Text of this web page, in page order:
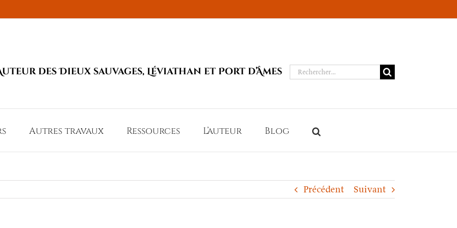
des Dieux sauvages, Léviathan et Port d’Âmes Rechercher:
Autres travaux Ressources L’auteur Blog
Précédent Suivant